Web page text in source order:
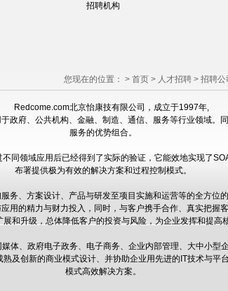
招聘机构
您现在的位置： > 首页 > 人才招聘 > 招聘公
Redcome.com北京怡康技有限公司，成立于1997年,
、公共机构、金融、制造、通信、服务等行业领域。
服务的优势组合。
域应用后已经得到了实际的验证，它能效地实现了
布署提供极为有效的解决方案和过程控制模式。
、方案设计、产品与研发至项目实施和运营等的全方位
的精力与财力投入，同时，与客户携手合作、真实把
和升级，总体降低客户的投资与风险，为企业发挥和提高
、政府电子政务、电子商务、企业内部管理、大中小型
及创新的商业模式设计、并协助企业用先进的IT技术与
模式高效解决方案。